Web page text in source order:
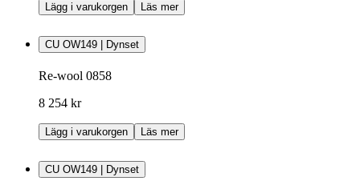
Lägg i varukorgen Läs mer
CU OW149 | Dynset
Re-wool 0858
8 254 kr
Lägg i varukorgen Läs mer
CU OW149 | Dynset